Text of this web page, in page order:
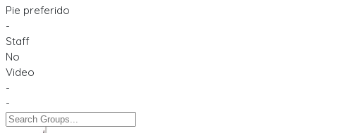
Pie preferido
-
Staff
No
Video
-
-